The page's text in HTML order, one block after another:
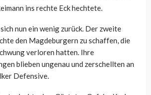
ins rechte Eck hechtete.
nun ein wenig zurück. Der zweite
den Magdeburgern zu schaffen, die
verloren hatten. Ihre
blieben ungenau und zerschellten an
Defensive.